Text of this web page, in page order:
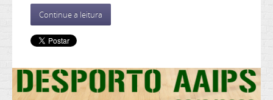
Continue a leitura